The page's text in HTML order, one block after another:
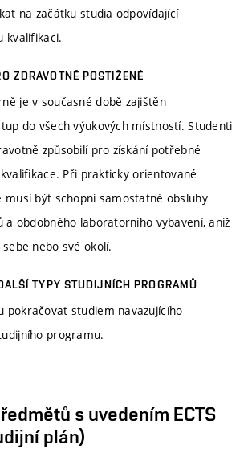
na začátku studia odpovídající
kvalifikaci.
ZDRAVOTNĚ POSTIŽENÉ
je v současné době zajištěn
do všech výukových místností. Studenti
způsobilí pro získání potřebné
Při prakticky orientované
musí být schopni samostatné obsluhy
obdobného laboratorního vybavení, aniž
nebo své okolí.
TYPY STUDIJNÍCH PROGRAMŮ
pokračovat studiem navazujícího
programu.
s uvedením ECTS
plán)